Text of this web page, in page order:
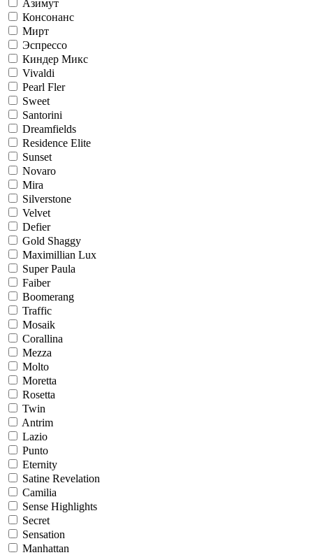
Азимут
Консонанс
Мирт
Эспрессо
Киндер Микс
Vivaldi
Pearl Fler
Sweet
Santorini
Dreamfields
Residence Elite
Sunset
Novaro
Mira
Silverstone
Velvet
Defier
Gold Shaggy
Maximillian Lux
Super Paula
Faiber
Boomerang
Traffic
Mosaik
Corallina
Mezza
Molto
Moretta
Rosetta
Twin
Antrim
Lazio
Punto
Eternity
Satine Revelation
Camilia
Sense Highlights
Secret
Sensation
Manhattan